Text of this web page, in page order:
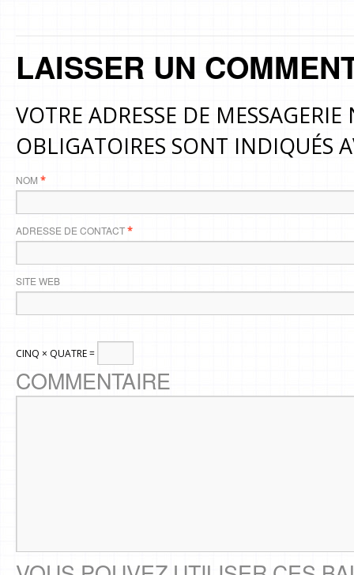
LAISSER UN
VOTRE ADRESSE DE
OBLIGATOIRES SONT INDIQUÉS
NOM *
ADRESSE DE CONTACT*
SITE WEB
CINQ × QUATRE =
COMMENTAIRE